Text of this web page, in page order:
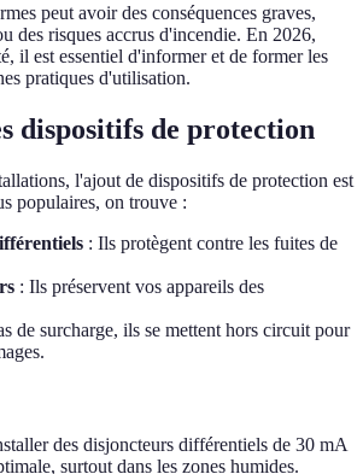
peut avoir des conséquences graves,
des risques accrus d'incendie. En 2026,
il est essentiel d'informer et de former les
pratiques d'utilisation.
dispositifs de protection
l'ajout de dispositifs de protection est
populaires, on trouve :
: Ils protègent contre les fuites de
: Ils préservent vos appareils des
de surcharge, ils se mettent hors circuit pour
des disjoncteurs différentiels de 30 mA
surtout dans les zones humides.